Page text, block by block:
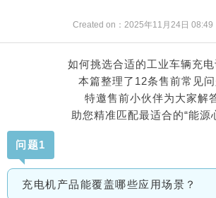
如何挑选合适的工业车辆充电
本篇整理了12条售前常见问
特邀售前小伙伴为大家解
助您精准匹配最适合的“能源
问题1
充电机产品能覆盖哪些应用场景？
Created on： 2025年11月24日 08:49